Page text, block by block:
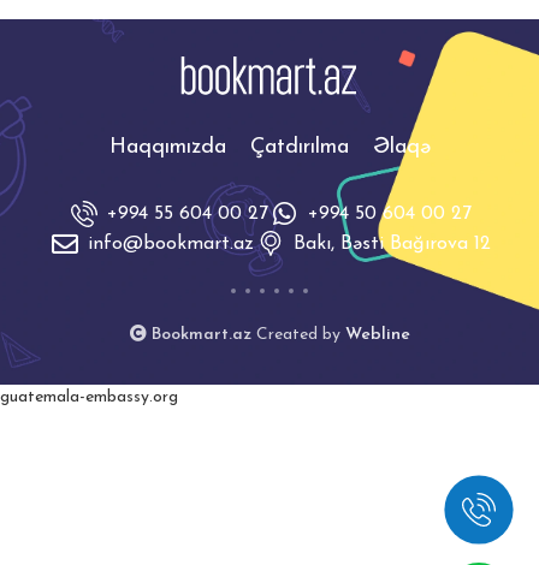
Haqqımızda Çatdırılma Əlaqə
+994 55 604 00 27
+994 50 604 00 27
info@bookmart.az
Bakı, Bəsti Bağırova 12
Bookmart.azCreated by Webline
guatemala-embassy.org